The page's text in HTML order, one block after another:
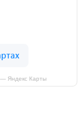
Яндекс Карты